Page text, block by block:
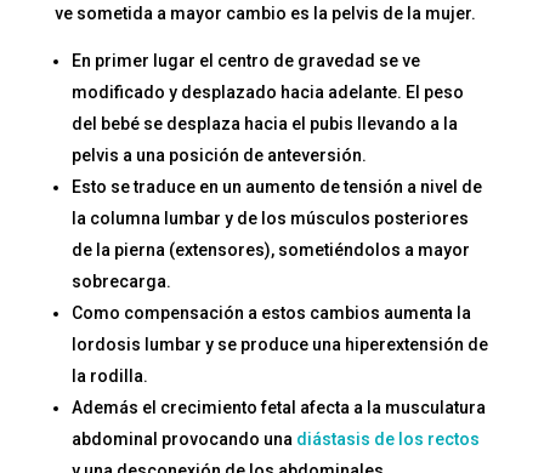
ve sometida a mayor cambio es la pelvis de la mujer.
En primer lugar el centro de gravedad se ve
modificado y desplazado hacia adelante. El peso
del bebé se desplaza hacia el pubis llevando a la
pelvis a una posición de anteversión.
Esto se traduce en un aumento de tensión a nivel de
la columna lumbar y de los músculos posteriores
de la pierna (extensores), sometiéndolos a mayor
sobrecarga.
Como compensación a estos cambios aumenta la
lordosis lumbar y se produce una hiperextensión de
la rodilla.
Además el crecimiento fetal afecta a la musculatura
abdominal provocando una diástasis de los rectos